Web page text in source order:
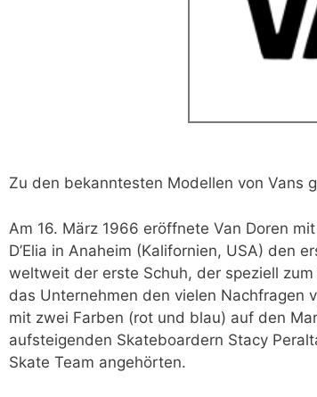
Zu den bekanntesten Modellen von Vans
Am 16. März 1966 eröffnete Van Doren
D’Elia in Anaheim (Kalifornien, USA) den
weltweit der erste Schuh, der speziell
das Unternehmen den vielen Nachfragen
mit zwei Farben (rot und blau) auf den
aufsteigenden Skateboardern Stacy
Skate Team angehörten.